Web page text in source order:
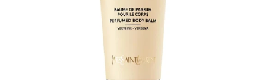
featured
media
in